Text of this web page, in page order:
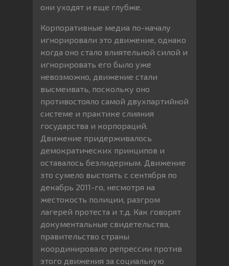
они уходят и еще глубже.
Корпоративные медиа по-началу
игнорировали это движение, однако
когда оно стало влиятельной силой и
игнорировать его было уже
невозможно, движение стали
высмеивать, поскольку оно
противостояло самой двухпартийной
системе и практике слияния
государства и корпораций.
Движение придерживалось
демократических принципов и
оставалось безлидерным. Движение
это сумело выстоять с сентября по
декабрь 2011-го, несмотря на
жестокость полиции, разгром
лагерей протеста и т.д. Как говорят
документальные свидетельства,
правительство страны
координировало репрессии против
этого движения за социальную